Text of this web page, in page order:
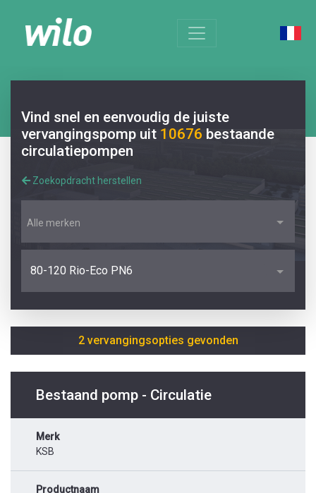
Vind snel en eenvoudig de juiste
vervangingspomp uit 10676 bestaande
circulatiepompen
Zoekopdracht herstellen
Alle merken
80-120 Rio-Eco PN6
2 vervangingsopties gevonden
Bestaand pomp - Circulatie
Merk
KSB
Productnaam